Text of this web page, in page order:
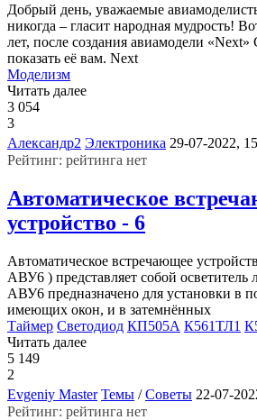
Добрый день, уважаемые
никогда – гласит народная мудрость!
лет, после создания авиамодели
показать её вам. Next
Моделизм
Читать далее
3 054
3
Александр2 Электроника 29-07-2022,
Рейтинг: рейтинга нет
Автоматическое
устройство - 6
Автоматическое встречающее
АВУ6 ) представляет собой осветитель
АВУ6 предназначено для установки в
имеющих окон, и в затемнённых
Таймер Светодиод КП505А К561ТЛ1
Читать далее
5 149
2
Evgeniy Master Темы /Советы 22-07-
Рейтинг: рейтинга нет